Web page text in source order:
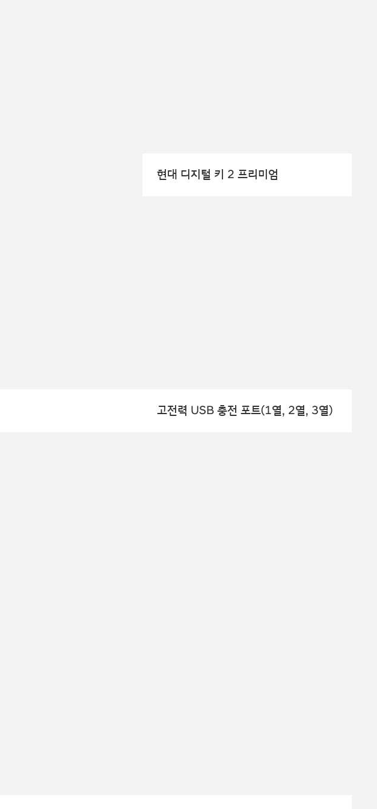
현대 디지털 키 2 프리미엄
고전력 USB 충전 포트(1열, 2열, 3열)